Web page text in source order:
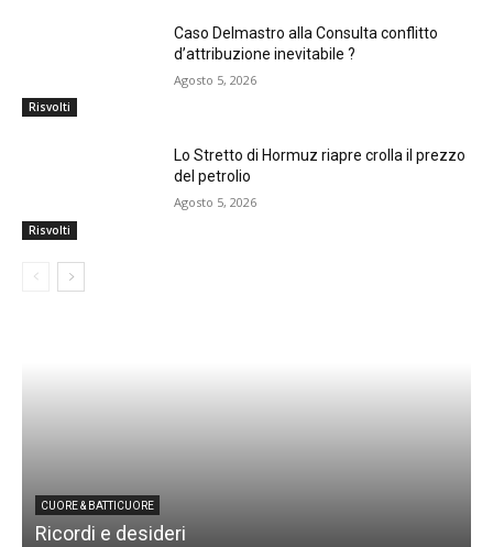
Risvolti
Caso Delmastro alla Consulta conflitto
d’attribuzione inevitabile ?
Agosto 5, 2026
Risvolti
Lo Stretto di Hormuz riapre crolla il prezzo
del petrolio
Agosto 5, 2026
CUORE & BATTICUORE
Ricordi e desideri